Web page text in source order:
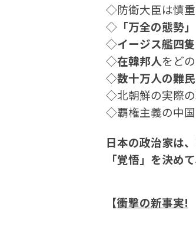
◇防衛大臣は慎重
◇ 「万全の態勢」
◇イージス艦四隻
◇在韓邦人をど
◇数十万人の難民
◇北朝鮮の実際
◇覇権主義の中
日本の政治家は
「覚悟」を決め
【衝撃の新事実!